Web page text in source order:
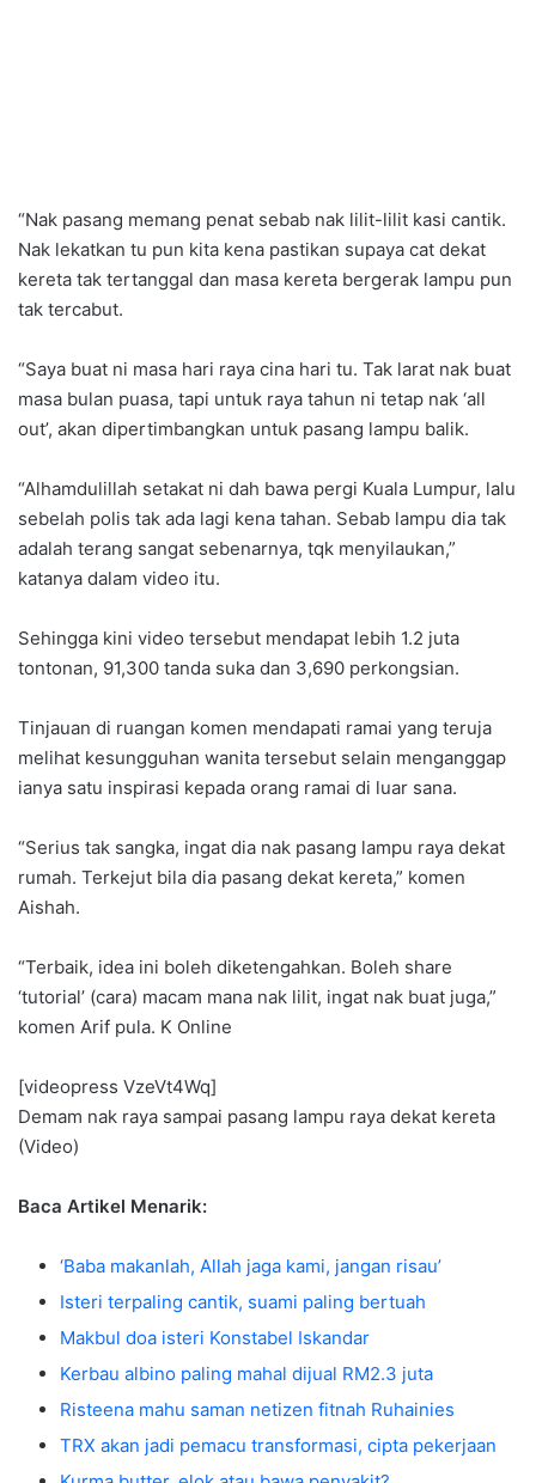
“Nak pasang memang penat sebab nak lilit-lilit kasi cantik.
Nak lekatkan tu pun kita kena pastikan supaya cat dekat
kereta tak tertanggal dan masa kereta bergerak lampu pun
tak tercabut.
“Saya buat ni masa hari raya cina hari tu. Tak larat nak buat
masa bulan puasa, tapi untuk raya tahun ni tetap nak ‘all
out’, akan dipertimbangkan untuk pasang lampu balik.
“Alhamdulillah setakat ni dah bawa pergi Kuala Lumpur, lalu
sebelah polis tak ada lagi kena tahan. Sebab lampu dia tak
adalah terang sangat sebenarnya, tqk menyilaukan,”
katanya dalam video itu.
Sehingga kini video tersebut mendapat lebih 1.2 juta
tontonan, 91,300 tanda suka dan 3,690 perkongsian.
Tinjauan di ruangan komen mendapati ramai yang teruja
melihat kesungguhan wanita tersebut selain menganggap
ianya satu inspirasi kepada orang ramai di luar sana.
“Serius tak sangka, ingat dia nak pasang lampu raya dekat
rumah. Terkejut bila dia pasang dekat kereta,” komen
Aishah.
“Terbaik, idea ini boleh diketengahkan. Boleh share
‘tutorial’ (cara) macam mana nak lilit, ingat nak buat juga,”
komen Arif pula. K Online
[videopress VzeVt4Wq]
Demam nak raya sampai pasang lampu raya dekat kereta
(Video)
Baca Artikel Menarik:
‘Baba makanlah, Allah jaga kami, jangan risau’
Isteri terpaling cantik, suami paling bertuah
Makbul doa isteri Konstabel Iskandar
Kerbau albino paling mahal dijual RM2.3 juta
Risteena mahu saman netizen fitnah Ruhainies
TRX akan jadi pemacu transformasi, cipta pekerjaan